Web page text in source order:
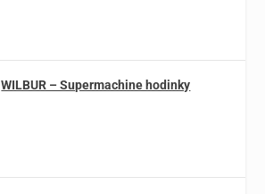
WILBUR – Supermachine hodinky